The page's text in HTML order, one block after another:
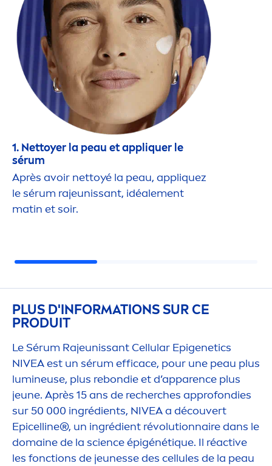
1. Nettoyer la peau et appliquer le
sérum
Après avoir nettoyé la peau, appliquez
le sérum rajeunissant, idéalement
matin et soir.
PLUS D'INFORMATIONS SUR CE
PRODUIT
Le Sérum Rajeunissant Cellular Epigenetics
NIVEAest un sérum efficace, pour une peau plus
lumineuse, plus rebondie et d’apparence plus
jeune. Après 15 ans de recherches approfondies
sur 50 000 ingrédients, NIVEAa découvert
Epicelline®, un ingrédient révolutionnaire dans le
domaine de la science épigénétique. Il réactive
les fonctions de jeunesse des cellules de la peau